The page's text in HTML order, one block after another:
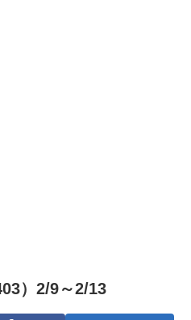
）2/9～2/13